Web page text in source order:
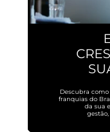
Descubra
franquias do
da sua